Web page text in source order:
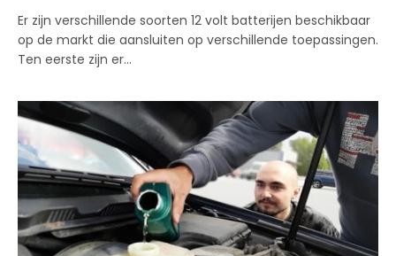
Er zijn verschillende soorten 12 volt batterijen beschikbaar
op de markt die aansluiten op verschillende toepassingen.
Ten eerste zijn er…